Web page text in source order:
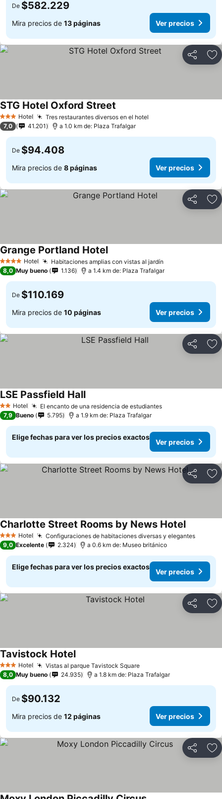
De $582.229
Mira precios de 13 páginas Ver precios
Compartir
3 Estrellas
Hotel Tres restaurantes diversos en el hotel
STG Hotel Oxford Street
7,0 41.201 a 1.0 km de: Plaza Trafalgar
De $94.408
Mira precios de 8 páginas Ver precios
Compartir
4 EstrellasHotel Habitaciones amplias con vistas al jardín
Grange Portland Hotel
8,0 Muy bueno 1.136 a 1.4 km de: Plaza Trafalgar
De $110.169
Mira precios de 10 páginas Ver precios
Compartir
2 Estrellas
Hotel El encanto de una residencia de estudiantes
LSE Passfield Hall
7,9 Bueno 5.795 a 1.9 km de: Plaza Trafalgar
Elige fechas para ver los precios exactos
Ver precios
Compartir
3 Estrellas
Hotel Configuraciones de habitaciones diversas y elegantes
Charlotte Street Rooms by News Hotel
9,0 Excelente 2.324 a 0.6 km de: Museo británico
Elige fechas para ver los precios exactos
Ver precios
Compartir
3 Estrellas
Hotel Vistas al parque Tavistock Square
Tavistock Hotel
8,0 Muy bueno 24.935 a 1.8 km de: Plaza Trafalgar
De $90.132
Mira precios de 12 páginas Ver precios
Compartir